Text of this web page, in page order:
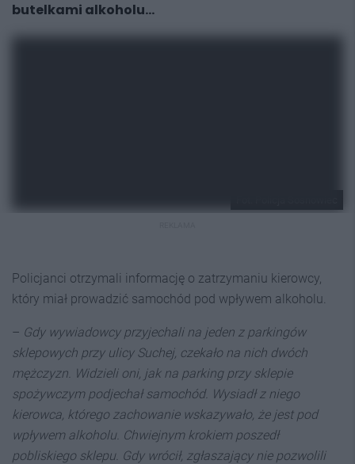
butelkami alkoholu…
Policjanci otrzymali informację o zatrzymaniu kierowcy,
który miał prowadzić samochód pod wpływem alkoholu.
– Gdy wywiadowcy przyjechali na jeden z parkingów
sklepowych przy ulicy Suchej, czekało na nich dwóch
mężczyzn. Widzieli oni, jak na parking przy sklepie
spożywczym podjechał samochód. Wysiadł z niego
kierowca, którego zachowanie wskazywało, że jest pod
wpływem alkoholu. Chwiejnym krokiem poszedł
pobliskiego sklepu. Gdy wrócił, zgłaszający nie pozwolili